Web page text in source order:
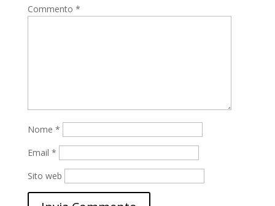
Commento *
Nome *
Email *
Sito web